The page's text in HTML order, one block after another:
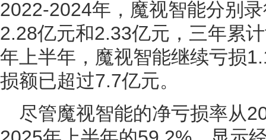
2022-2024年，魔视智能分别
2.28亿元和2.33亿元，三年累
年上半年，魔视智能继续亏损
损额已超过7.7亿元。
尽管魔视智能的净亏损率从